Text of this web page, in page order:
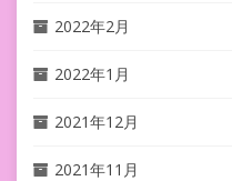
2022年2月
2022年1月
2021年12月
2021年11月